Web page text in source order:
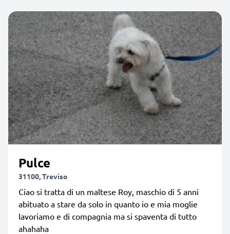
Pulce
31100, Treviso
Ciao si tratta di un maltese Roy, maschio di 5 anni
abituato a stare da solo in quanto io e mia moglie
lavoriamo e di compagnia ma si spaventa di tutto
ahahaha